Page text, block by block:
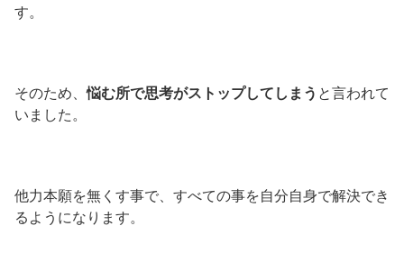
す。
そのため、悩む所で思考がストップしてしまう と言われて
いました。
他力本願を無くす事で、すべての事を自分自身で解決でき
るようになります。